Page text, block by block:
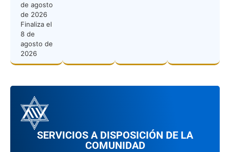
de agosto
de 2026
Finaliza el
8 de
agosto de
2026
SERVICIOS A DISPOSICIÓN DE LA
COMUNIDAD